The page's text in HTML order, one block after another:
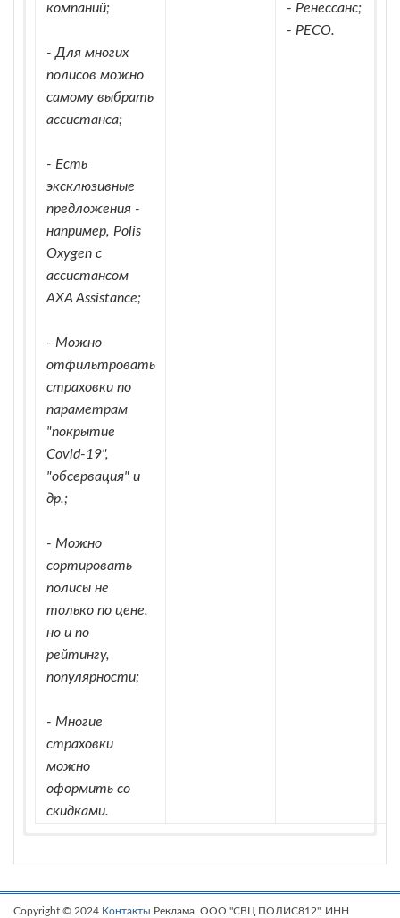
компаний;
- Для многих
полисов можно
самому выбрать
ассистанса;
- Есть
эксклюзивные
предложения -
например, Polis
Oxygen с
ассистансом
AXA Assistance;
- Можно
отфильтровать
страховки по
параметрам
"покрытие
Covid-19",
"обсервация" и
др.;
- Можно
сортировать
полисы не
только по цене,
но и по
рейтингу,
популярности;
- Многие
страховки
можно
оформить со
скидками.
- Ренессанс;
- РЕСО.
Copyright © 2024 Контакты Реклама. ООО "СВЦ ПОЛИС812", ИНН